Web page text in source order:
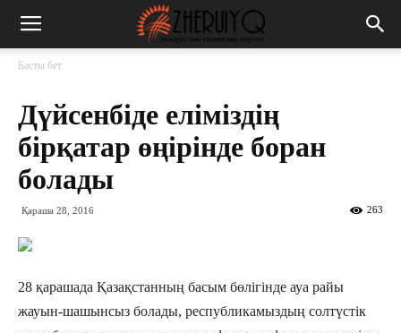
Басты бет
Дүйсенбіде еліміздің
бірқатар өңірінде боран
болады
Қараша 28, 2016 263
28 қарашада Қазақстанның басым бөлігінде ауа райы
жауын-шашынсыз болады, республикамыздың солтүстік